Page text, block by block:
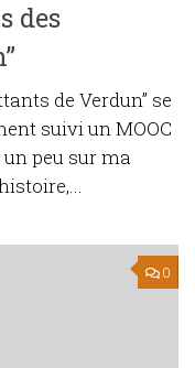
des
de Verdun” se
suivi un MOOC
peu sur ma
0